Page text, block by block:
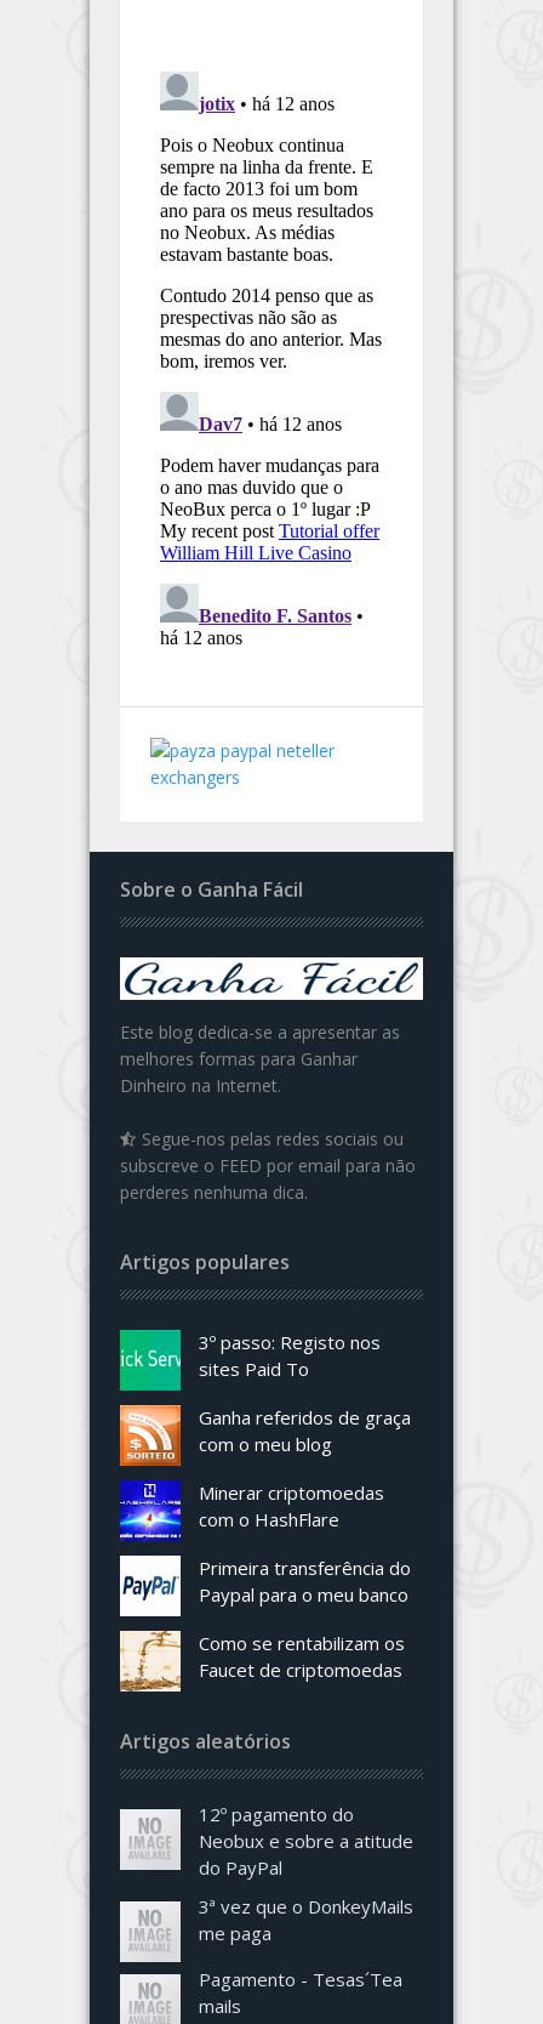
Sobre o Ganha Fácil
Este blog dedica-se a apresentar as
melhores formas para Ganhar
Dinheiro na Internet.
Segue-nos pelas redes sociais ou
subscreve o FEED por email para não
perderes nenhuma dica.
Artigos populares
3º passo: Registo nos
sites Paid To
Ganha referidos de graça
com o meu blog
Minerar criptomoedas
com o HashFlare
Primeira transferência do
Paypal para o meu banco
Como se rentabilizam os
Faucet de criptomoedas
Artigos aleatórios
12º pagamento do
Neobux e sobre a atitude
do PayPal
3ª vez que o DonkeyMails
me paga
Pagamento - Tesas´Tea
mails